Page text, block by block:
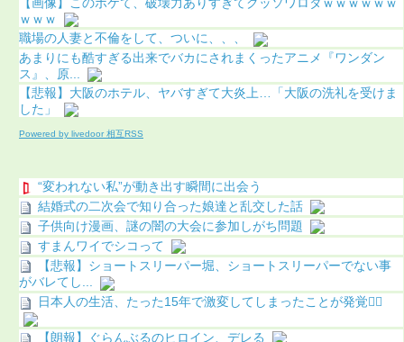
ｗｗｗ
職場の人妻と不倫をして、ついに、、、
あまりにも酷すぎる出来でバカにされまくったアニメ『ワンダン
ス』、原...
【悲報】大阪のホテル、ヤバすぎて大炎上…「大阪の洗礼を受けま
した」
Powered by livedoor 相互RSS
“変われない私”が動き出す瞬間に出会う
結婚式の二次会で知り合った娘達と乱交した話
子供向け漫画、謎の闇の大会に参加しがち問題
すまんワイでシコって
【悲報】ショートスリーパー堀、ショートスリーパーでない事
がバレてし...
日本人の生活、たった15年で激変してしまったことが発覚🤦‍♂
【朗報】ぐらんぶるのヒロイン、デレる